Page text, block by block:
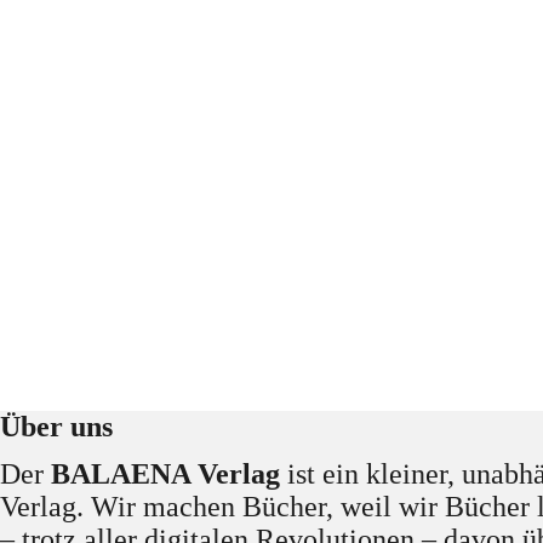
Über uns
Der BALAENA Verlag ist ein kleiner,
Verlag. Wir machen Bücher, weil wir Bücher